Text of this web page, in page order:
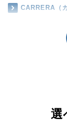
CARRERA（
選